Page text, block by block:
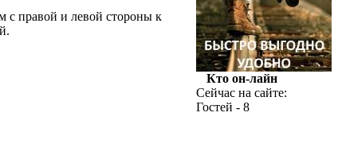
с правой и левой стороны к
Кто он-лайн
Сейчас на сайте:
Гостей - 8